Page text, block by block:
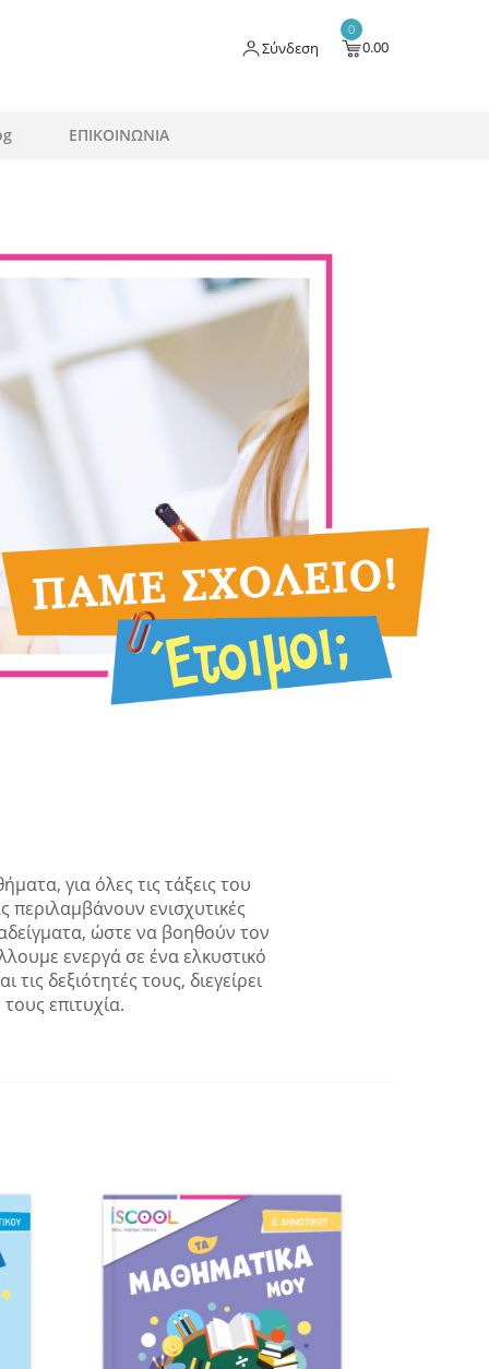
Σύνδεση 0.00
0
ΕΠΙΚΟΙΝΩΝΙΑ
για όλες τις τάξεις του
ενισχυτικές
ώστε να βοηθούν τον
ενεργά σε ένα ελκυστικό
δεξιότητές τους, διεγείρει
επιτυχία.